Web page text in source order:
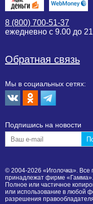
8 (800) 700-51-37
ежедневно с 9.00 до
Обратная связь
Мы в социальных сетях:
Подпишиcь на новости
© 2004-2026 «Иголочка». Все
принадлежат фирме «Гамма».
Полное или частичное
или использование в любой
разрешения